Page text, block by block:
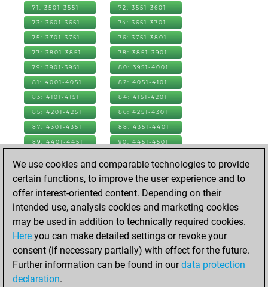
71: 3501-3551 72: 3551-3601
73: 3601-3651 74: 3651-3701
75: 3701-3751 76: 3751-3801
77: 3801-3851 78: 3851-3901
79: 3901-3951 80: 3951-4001
81: 4001-4051 82: 4051-4101
83: 4101-4151 84: 4151-4201
85: 4201-4251 86: 4251-4301
87: 4301-4351 88: 4351-4401
89: 4401-4451 90: 4451-4501
94: 4651-4701
99: 4901-4951 100: 4951-5001
102: 5051-5101
103: 5101-5151 104: 5151-5201
105: 5201-5251 106: 5251-5301
107: 5301-5351
We use cookies and comparable technologies to provide
certain functions, to improve the user experience and to
offer interest-oriented content. Depending on their
intended use, analysis cookies and marketing cookies
may be used in addition to technically required cookies.
Here you can make detailed settings or revoke your
consent (if necessary partially) with effect for the future.
Further information can be found in ourdata protection
declaration.